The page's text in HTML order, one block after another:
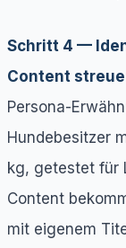
Schritt 4 —
Content
Persona-
Hundebesitzer
kg, getestet für
Content
mit eigenem